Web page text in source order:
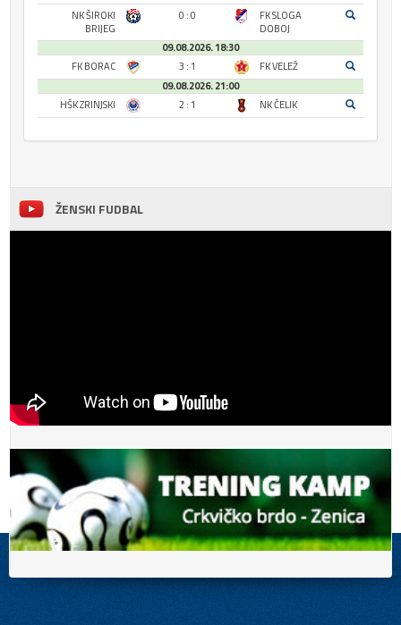
NK ŠIROKI
BRIJEG
0 : 0
FK SLOGA
DOBOJ
09.08.2026. 18:30
FK BORAC
3 : 1
FK VELEŽ
09.08.2026. 21:00
HŠK ZRINJSKI
2 : 1 NK ČELIK
ŽENSKI FUDBAL